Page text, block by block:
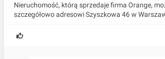
Nieruchomość, którą sprzedaje firma Orange,
szczegółowo adresowi Szyszkowa 46 w